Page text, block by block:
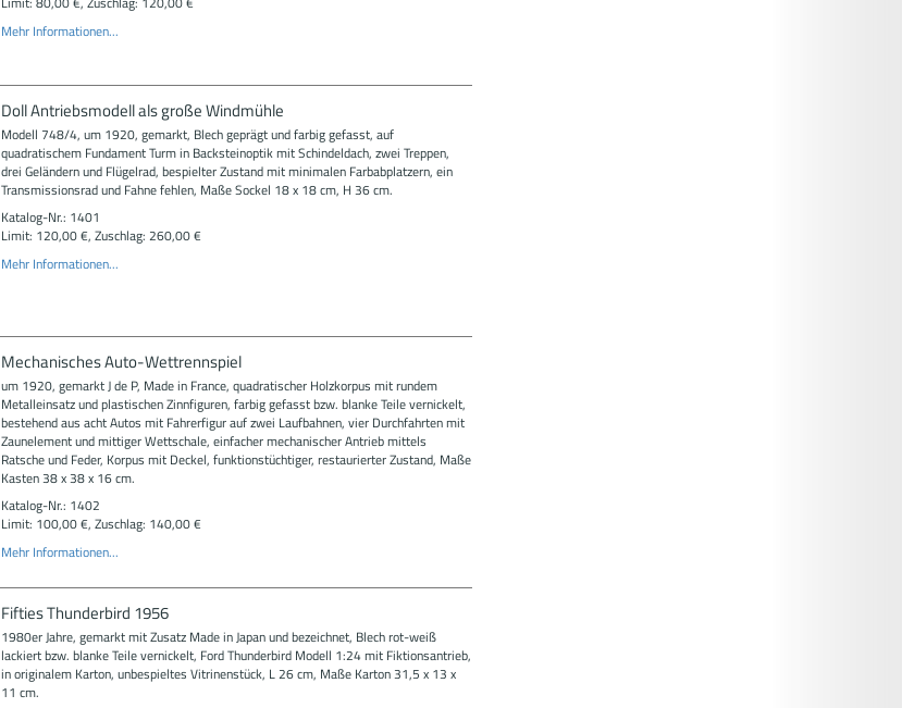
Mehr Informationen...
Doll Antriebsmodell als große Windmühle
Modell 748/4, um 1920, gemarkt, Blech geprägt und farbig gefasst, auf
quadratischem Fundament Turm in Backsteinoptik mit Schindeldach, zwei Treppen,
drei Geländern und Flügelrad, bespielter Zustand mit minimalen Farbabplatzern, ein
Transmissionsrad und Fahne fehlen, Maße Sockel 18 x 18 cm, H 36 cm.
Katalog-Nr.: 1401
Limit: 120,00 €, Zuschlag: 260,00 €
Mehr Informationen...
Mechanisches Auto-Wettrennspiel
um 1920, gemarkt J de P, Made in France, quadratischer Holzkorpus mit rundem
Metalleinsatz und plastischen Zinnfiguren, farbig gefasst bzw. blanke Teile vernickelt,
bestehend aus acht Autos mit Fahrerfigur auf zwei Laufbahnen, vier Durchfahrten mit
Zaunelement und mittiger Wettschale, einfacher mechanischer Antrieb mittels
Ratsche und Feder, Korpus mit Deckel, funktionstüchtiger, restaurierter Zustand, Maße
Kasten 38 x 38 x 16 cm.
Katalog-Nr.: 1402
Limit: 100,00 €, Zuschlag: 140,00 €
Mehr Informationen...
Fifties Thunderbird 1956
1980er Jahre, gemarkt mit Zusatz Made in Japan und bezeichnet, Blech rot-weiß
lackiert bzw. blanke Teile vernickelt, Ford Thunderbird Modell 1:24 mit Fiktionsantrieb,
in originalem Karton, unbespieltes Vitrinenstück, L 26 cm, Maße Karton 31,5 x 13 x
11 cm.